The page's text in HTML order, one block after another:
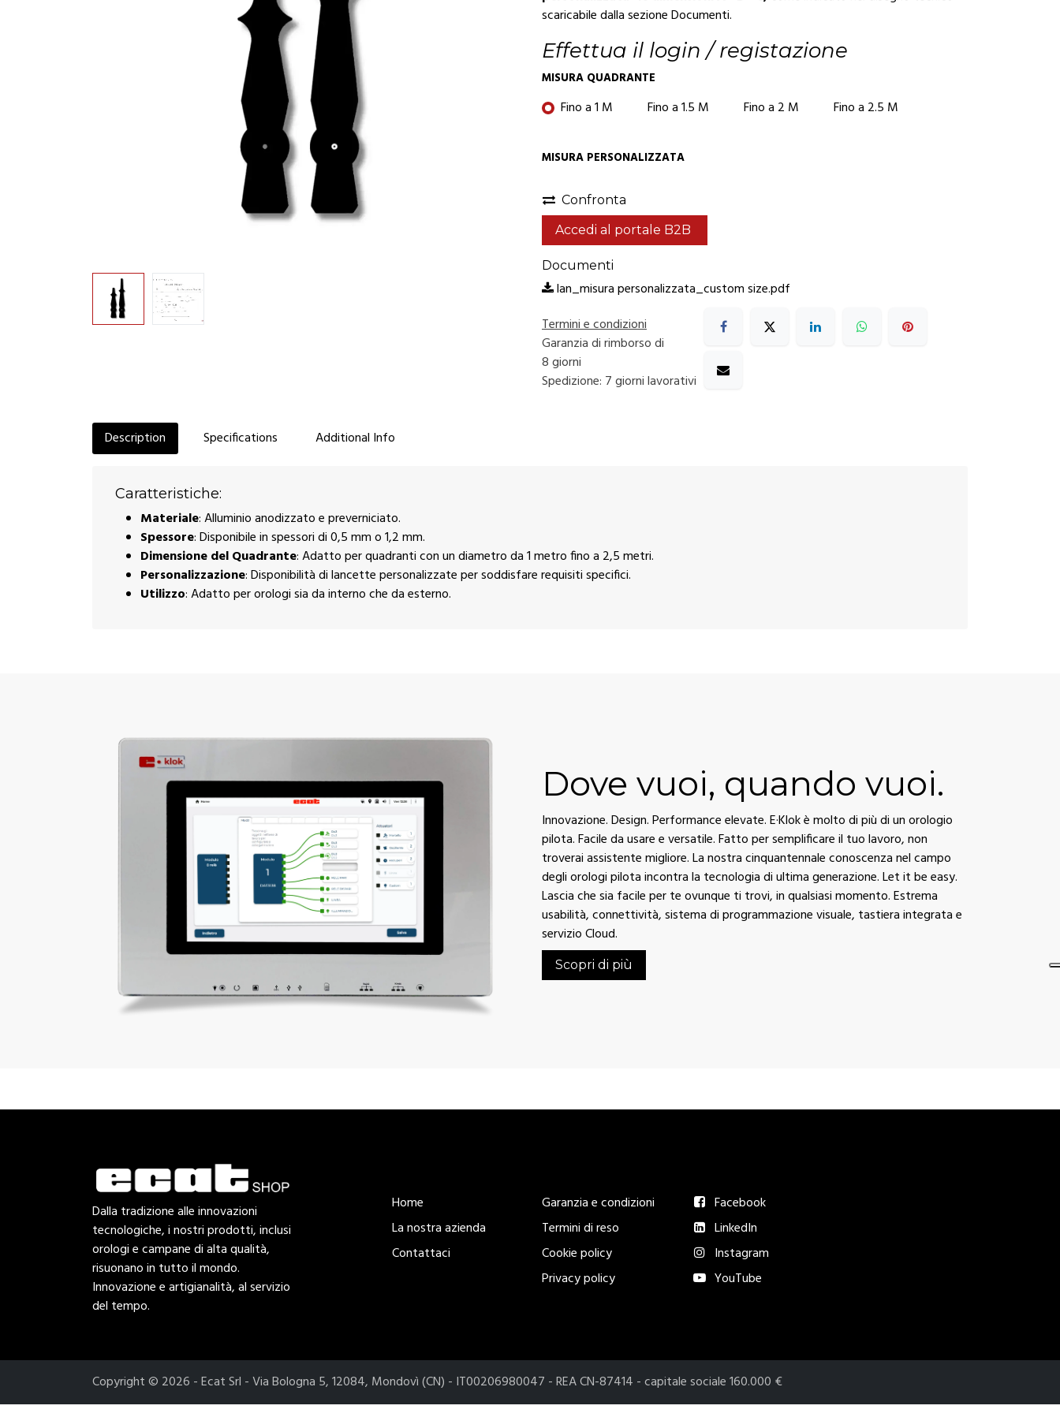
scaricabile dalla sezione Documenti.
Effettua il login / registazione
MISURA QUADRANTE
Fino a 1 M Fino a 1.5 M Fino a 2 M Fino a 2.5 M
MISURA PERSONALIZZATA
Confronta
Accedi al portale B2B
Documenti
lan_misura personalizzata_custom size.pdf
Termini e condizioni
Garanzia di rimborso di
8 giorni
Spedizione: 7 giorni lavorativi
Description Specifications Additional Info
Caratteristiche:
Materiale: Alluminio anodizzato e preverniciato.
Spessore: Disponibile in spessori di 0,5 mm o 1,2 mm.
Dimensione del Quadrante: Adatto per quadranti con un diametro da 1 metro fino a 2,5 metri.
Personalizzazione: Disponibilità di lancette personalizzate per soddisfare requisiti specifici.
Utilizzo: Adatto per orologi sia da interno che da esterno.
Dove vuoi, quando vuoi.
Innovazione. Design. Performance elevate. E·Klok è molto di più di un orologio
pilota. Facile da usare e versatile. Fatto per semplificare il tuo lavoro, non
troverai assistente migliore. La nostra cinquantennale conoscenza nel campo
degli orologi pilota incontra la tecnologia di ultima generazione. Let it be easy.
Lascia che sia facile per te ovunque ti trovi, in qualsiasi momento. Estrema
usabilità, connettività, sistema di programmazione visuale, tastiera integrata e
servizio Cloud.
Scopri di più
Dalla tradizione alle innovazioni
tecnologiche, i nostri prodotti, inclusi
orologi e campane di alta qualità,
risuonano in tutto il mondo.
Innovazione e artigianalità, al servizio
del tempo.
Home
La nostra azienda
Contattaci
Garanzia e condizioni
Termini di reso
Cookie policy
Privacy policy
Facebook
LinkedIn
Instagram
YouTube
Copyright © 2026 - Ecat Srl - Via Bologna 5, 12084, Mondovì (CN) - IT00206980047 - REA CN-87414 - capitale sociale 160.000 €